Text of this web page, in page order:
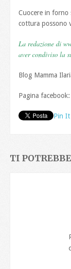
Cuocere in forno
cottura possono
La redazione di
aver condiviso la
Blog Mamma
Pagina facebook:
Pin It
TI